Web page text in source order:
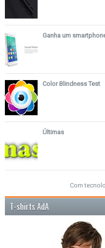
Ganha um
Color Blindness Test
Últimas
Com
T-shirts AdA